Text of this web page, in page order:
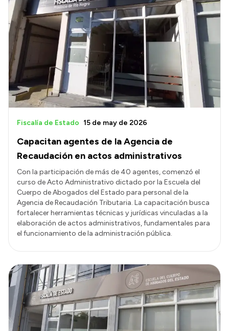
Capacitan agentes de la Agencia de
Recaudación en actos administrativos
Fiscalía de Estado 15 de may de 2026
Con la participación de más de 40 agentes, comenzó el
curso de Acto Administrativo dictado por la Escuela del
Cuerpo de Abogados del Estado para personal de la
Agencia de Recaudación Tributaria. La capacitación busca
fortalecer herramientas técnicas y jurídicas vinculadas a la
elaboración de actos administrativos, fundamentales para
el funcionamiento de la administración pública.